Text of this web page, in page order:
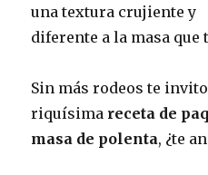
una textura crujiente y
diferente a la masa que
Sin más rodeos te
riquísima receta de
masa de polenta, ¿te